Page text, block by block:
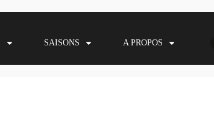
SAISONS A PROPOS